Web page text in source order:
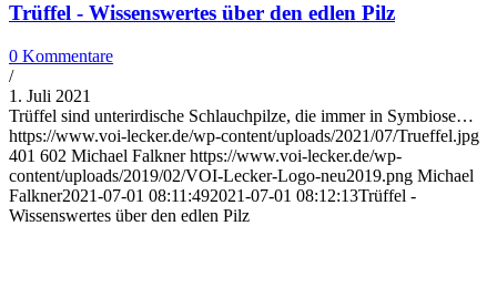
Trüffel - Wissenswertes über den edlen Pilz
0 Kommentare
/
1. Juli 2021
Trüffel sind unterirdische Schlauchpilze, die immer in Symbiose…
https://www.voi-lecker.de/wp-content/uploads/2021/07/Trueffel.jpg
401 602 Michael Falkner https://www.voi-lecker.de/wp-
content/uploads/2019/02/VOI-Lecker-Logo-neu2019.png Michael
Falkner2021-07-01 08:11:492021-07-01 08:12:13Trüffel -
Wissenswertes über den edlen Pilz